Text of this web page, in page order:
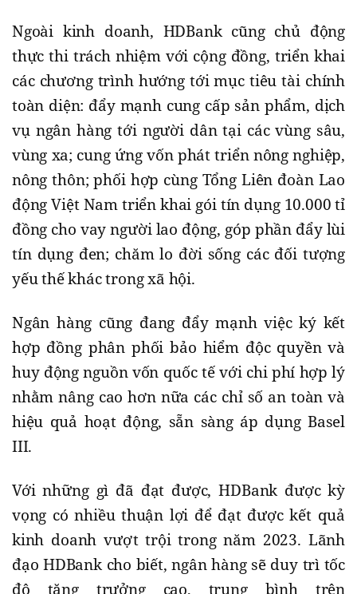
Ngoài kinh doanh, HDBank cũng chủ động
thực thi trách nhiệm với cộng đồng, triển khai
các chương trình hướng tới mục tiêu tài chính
toàn diện: đẩy mạnh cung cấp sản phẩm, dịch
vụ ngân hàng tới người dân tại các vùng sâu,
vùng xa; cung ứng vốn phát triển nông nghiệp,
nông thôn; phối hợp cùng Tổng Liên đoàn Lao
động Việt Nam triển khai gói tín dụng 10.000 tỉ
đồng cho vay người lao động, góp phần đẩy lùi
tín dụng đen; chăm lo đời sống các đối tượng
yếu thế khác trong xã hội.
Ngân hàng cũng đang đẩy mạnh việc ký kết
hợp đồng phân phối bảo hiểm độc quyền và
huy động nguồn vốn quốc tế với chi phí hợp lý
nhằm nâng cao hơn nữa các chỉ số an toàn và
hiệu quả hoạt động, sẵn sàng áp dụng Basel
III.
Với những gì đã đạt được, HDBank được kỳ
vọng có nhiều thuận lợi để đạt được kết quả
kinh doanh vượt trội trong năm 2023. Lãnh
đạo HDBank cho biết, ngân hàng sẽ duy trì tốc
độ tăng trưởng cao, trung bình trên